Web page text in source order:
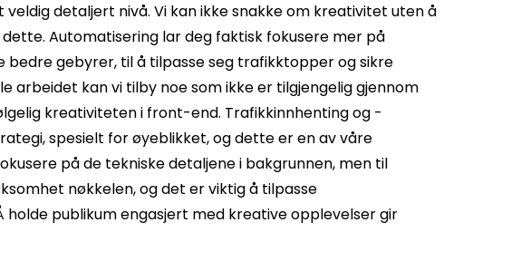
detaljert nivå. Vi kan ikke snakke om kreativitet uten å
Automatisering lar deg faktisk fokusere mer på
bedre gebyrer, til å tilpasse seg trafikktopper og sikre
arbeidet kan vi tilby noe som ikke er tilgjengelig gjennom
kreativiteten i front-end. Trafikkinnhenting og -
spesielt for øyeblikket, og dette er en av våre
på de tekniske detaljene i bakgrunnen, men til
nøkkelen, og det er viktig å tilpasse
publikum engasjert med kreative opplevelser gir